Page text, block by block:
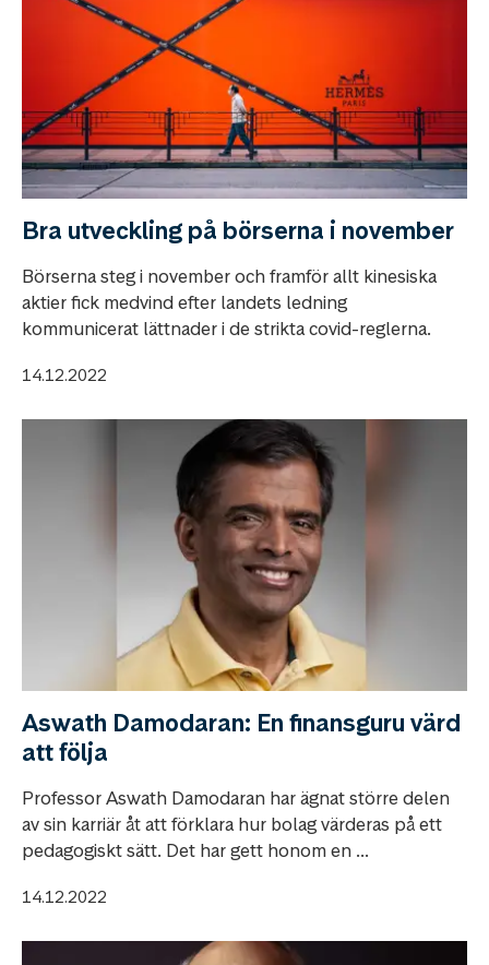
Bra utveckling på börserna i november
Börserna steg i november och framför allt kinesiska
aktier fick medvind efter landets ledning
kommunicerat lättnader i de strikta covid-reglerna.
14.12.2022
Aswath Damodaran: En finansguru värd
att följa
Professor Aswath Damodaran har ägnat större delen
av sin karriär åt att förklara hur bolag värderas på ett
pedagogiskt sätt. Det har gett honom en ...
14.12.2022